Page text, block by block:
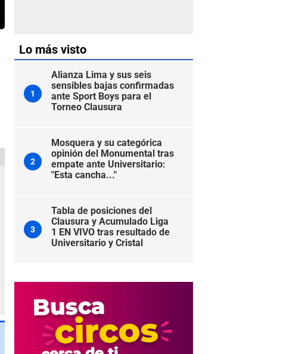
Lo más visto
1
Alianza Lima y sus seis
sensibles bajas confirmadas
ante Sport Boys para el
Torneo Clausura
2
Mosquera y su categórica
opinión del Monumental tras
empate ante Universitario:
"Esta cancha..."
3
Tabla de posiciones del
Clausura y Acumulado Liga
1 EN VIVO tras resultado de
Universitario y Cristal